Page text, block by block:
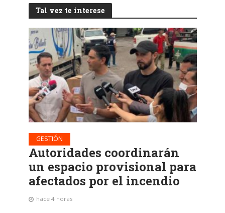
Tal vez te interese
GESTIÓN
Autoridades coordinarán
un espacio provisional para
afectados por el incendio
hace 4 horas